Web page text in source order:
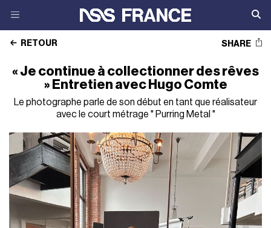
RETOUR SHARE
« Je continue à collectionner des rêves
» Entretien avec Hugo Comte
Le photographe parle de son début en tant que réalisateur
avec le court métrage " Purring Metal "